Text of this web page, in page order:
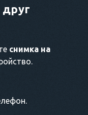
снимка на